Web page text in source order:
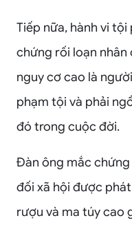
Tiếp nữa, hành vi
chứng rối loạn nhân
nguy cơ cao là
phạm tội và phải
đó trong cuộc đời.
Đàn ông mắc
đối xã hội được
rượu và ma túy cao